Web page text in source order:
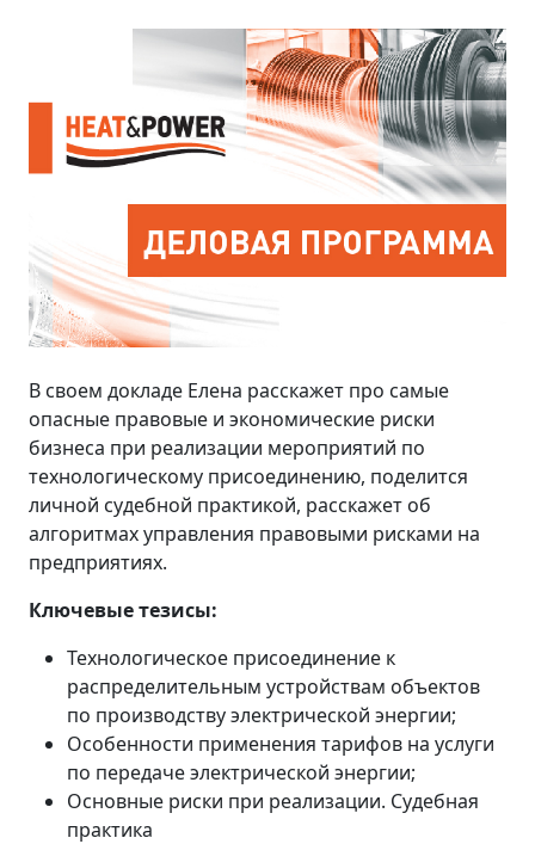
В своем докладе Елена расскажет про самые
опасные правовые и экономические риски
бизнеса при реализации мероприятий по
технологическому присоединению, поделится
личной судебной практикой, расскажет об
алгоритмах управления правовыми рисками на
предприятиях.
Ключевые тезисы:
Технологическое присоединение к
распределительным устройствам объектов
по производству электрической энергии;
Особенности применения тарифов на услуги
по передаче электрической энергии;
Основные риски при реализации. Судебная
практика